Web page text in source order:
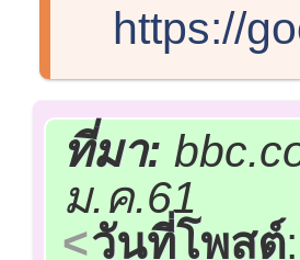
https://
ที่มา:
ม.ค.61
วันที่โพสต์